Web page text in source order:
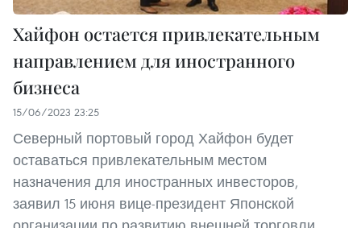
Хайфон остается привлекательным
направлением для иностранного
бизнеса
15/06/2023 23:25
Северный портовый город Хайфон будет
оставаться привлекательным местом
назначения для иностранных инвесторов,
заявил 15 июня вице-президент Японской